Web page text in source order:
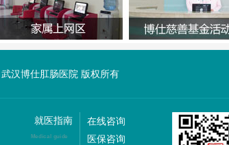
汉博仕肛肠医院 版权所有
就医指南
Medical guide
在线咨询
医保咨询